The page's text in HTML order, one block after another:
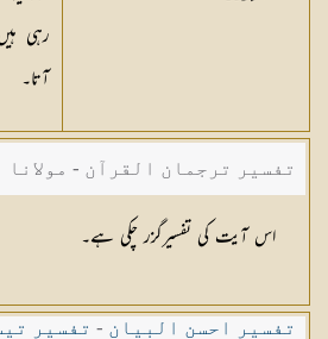
رہی
آتا۔
تفسیر ترجمان القرآن - مولانا
اس آیت کی تفسیرگزر چکی ہے۔
تفسیر احسن البیان - تفسیر